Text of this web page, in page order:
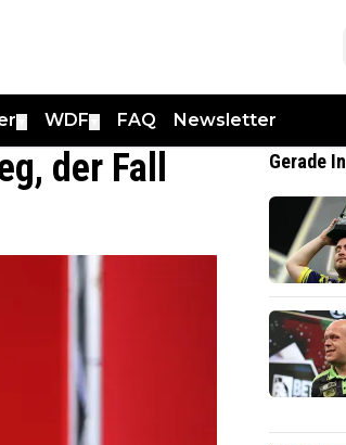
WDF FAQ Newsletter
der Fall
Gerade In